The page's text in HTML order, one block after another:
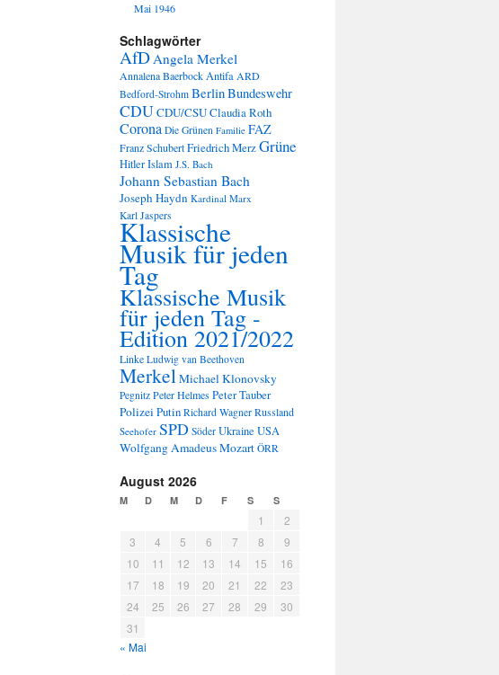
Mai 1946
Schlagwörter
AfDAngela Merkel
Annalena BaerbockAntifa ARD
Bedford-Strohm BerlinBundeswehr
CDUCDU/CSUClaudia Roth
Corona Die Grünen Familie FAZ
Franz SchubertFriedrich MerzGrüne
HitlerIslam J.S. Bach
Johann Sebastian Bach
Joseph Haydn Kardinal Marx
Karl Jaspers
Klassische
Musik für jeden
Tag
Klassische Musik
für jeden Tag -
Edition 2021/2022
Linke Ludwig van Beethoven
MerkelMichael Klonovsky
Pegnitz Peter HelmesPeter Tauber
PolizeiPutin Richard Wagner Russland
Seehofer SPD Söder Ukraine USA
Wolfgang Amadeus Mozart ÖRR
August 2026
M D M D F S S
1
2
3
4 5 6 7 8
9
10
11 12 13 14 15
16
17
18 19 20 21 22
23
24
25 26 27 28 29
30
31
« Mai